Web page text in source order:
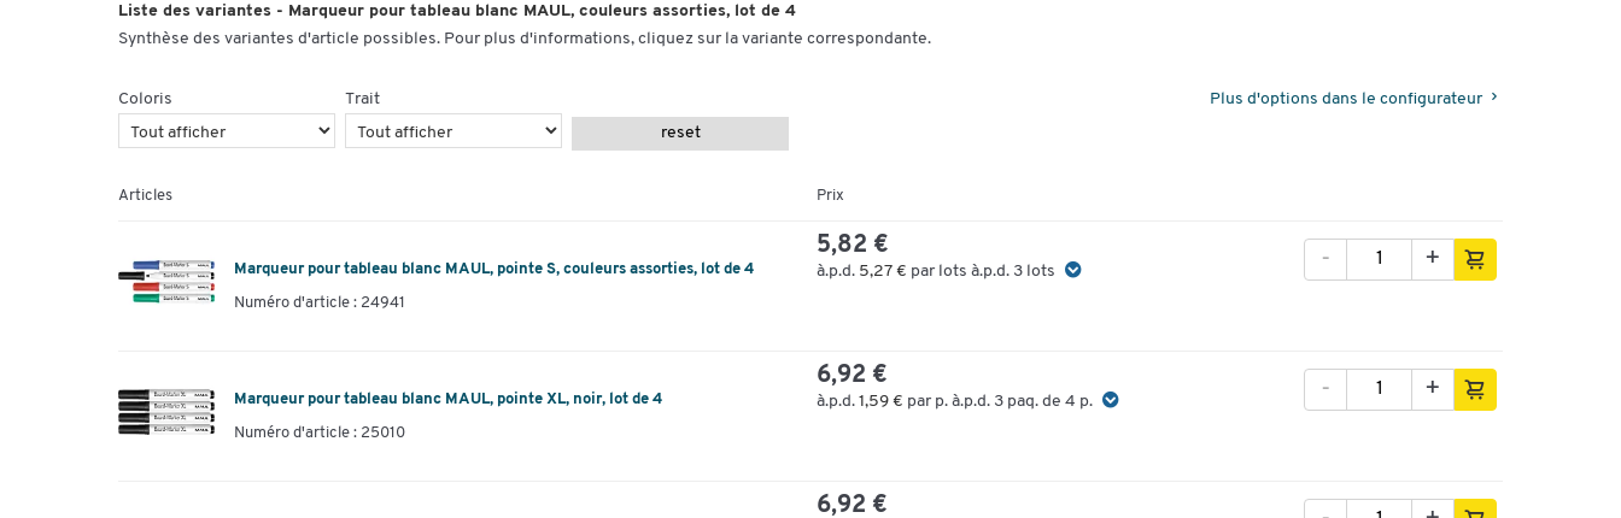
Liste des variantes - Marqueur pour tableau blanc MAUL, couleurs assorties, lot de 4
Synthèse des variantes d'article possibles. Pour plus d'informations, cliquez sur la variante correspondante.
Coloris
Trait
reset
Plus d'options dans le configurateur
Articles Prix
Marqueur pour tableau blanc MAUL, pointe S, couleurs assorties, lot de 4
Numéro d'article : 24941
5,82 €
à.p.d. 5,27 € par lots à.p.d. 3 lots
+
-
Marqueur pour tableau blanc MAUL, pointe XL, noir, lot de 4
Numéro d'article : 25010
6,92 €
à.p.d. 1,59 € par p. à.p.d. 3 paq. de 4 p.
+
-
6,92 €